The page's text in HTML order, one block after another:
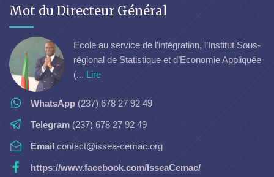
Mot du Directeur Général
Ecole au service de l’intégration, l’Institut Sous-
régional de Statistique et d’Economie Appliquée
(... Lire
WhatsApp (237) 678 27 92 49
Telegram (237) 678 27 92 49
Email contact@issea-cemac.org
https://www.facebook.com/IsseaCemac/